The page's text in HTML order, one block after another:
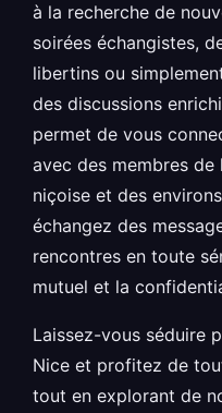
à la recherche de
soirées échangistes,
libertins ou
des discussions
permet de vous
avec des membres
niçoise et des
échangez des
rencontres en toute
mutuel et la
Laissez-vous séduire
Nice et profitez de
tout en explorant de